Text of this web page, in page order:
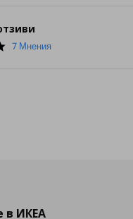
4.9
7 Мнения
в ИКЕА